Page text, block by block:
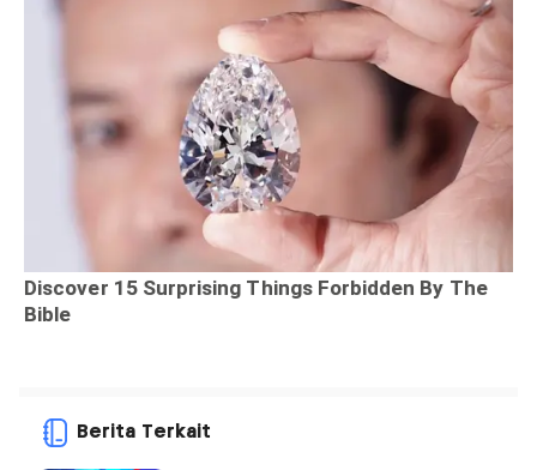
Berita Terkait